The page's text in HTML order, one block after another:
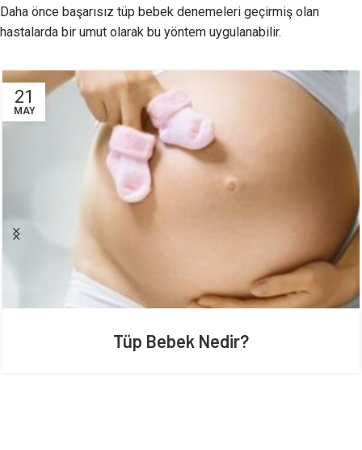
Daha önce başarısız tüp bebek denemeleri geçirmiş olan
hastalarda bir umut olarak bu yöntem uygulanabilir.
21
MAY
Tüp Bebek Nedir?